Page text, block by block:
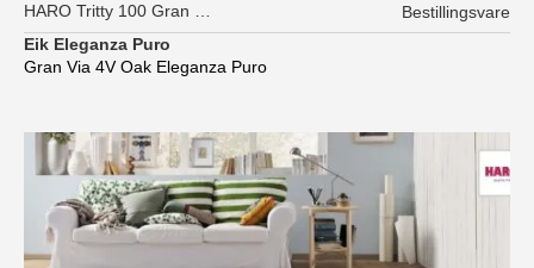
HARO Tritty 100 Gran Via XL
Bestillingsvare
Eik Eleganza Puro
Gran Via 4V Oak Eleganza Puro